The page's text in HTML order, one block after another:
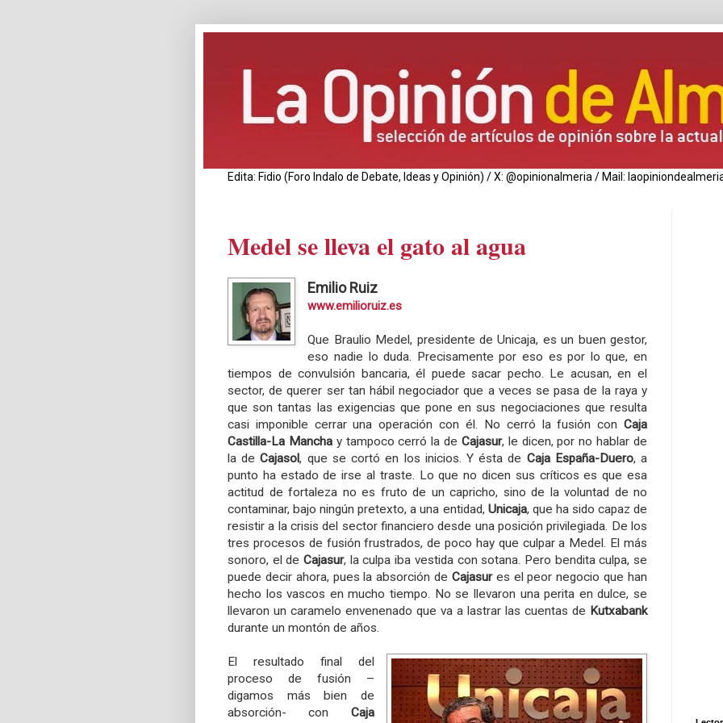
Edita: Fidio (Foro Indalo de Debate, Ideas y Opinión) / X: @opinionalmeria / Mail:
Medel se lleva el gato al agua
Emilio Ruiz
www.emilioruiz.es
Que Braulio Medel, presidente de Unicaja, es un buen gestor,
eso nadie lo duda. Precisamente por eso es por lo que, en
tiempos de convulsión bancaria, él puede sacar pecho. Le acusan, en el
sector, de querer ser tan hábil negociador que a veces se pasa de la raya y
que son tantas las exigencias que pone en sus negociaciones que resulta
casi imponible cerrar una operación con él. No cerró la fusión con Caja
Castilla-La Manchay tampoco cerró la de Cajasur, le dicen, por no hablar de
la deCajasol, que se cortó en los inicios. Y ésta de Caja España-Duero, a
punto ha estado de irse al traste. Lo que no dicen sus críticos es que esa
actitud de fortaleza no es fruto de un capricho, sino de la voluntad de no
contaminar, bajo ningún pretexto, a una entidad, Unicaja, que ha sido capaz de
resistir a la crisis del sector financiero desde una posición privilegiada. De los
tres procesos de fusión frustrados, de poco hay que culpar a Medel. El más
sonoro, el deCajasur, la culpa iba vestida con sotana. Pero bendita culpa, se
puede decir ahora, pues la absorción de Cajasures el peor negocio que han
hecho los vascos en mucho tiempo. No se llevaron una perita en dulce, se
llevaron un caramelo envenenado que va a lastrar las cuentas de Kutxabank
durante un montón de años.
El resultado final del
proceso de fusión –
digamos más bien de
absorción- con Caja